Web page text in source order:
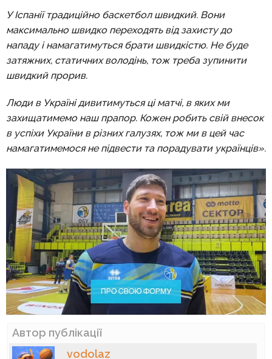
У Іспанії традиційно баскетбол швидкий. Вони
максимально швидко переходять від захисту до
нападу і намагатимуться брати швидкістю. Не буде
затяжних, статичних володінь, тож треба зупинити
швидкий прорив.
Люди в Україні дивитимуться ці матчі, в яких ми
захищатимемо наш прапор. Кожен робить свій внесок
в успіхи України в різних галузях, тож ми в цей час
намагатимемося не підвести та порадувати українців».
Автор публікації
vodolaz